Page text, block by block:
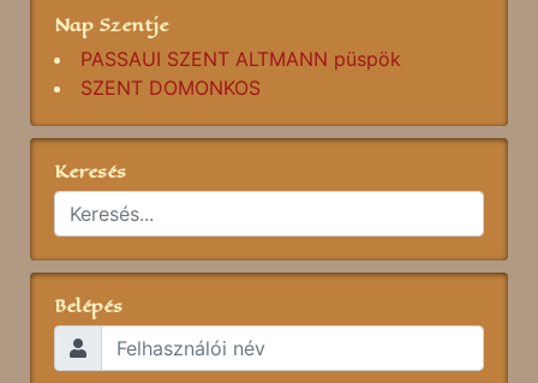
Nap Szentje
PASSAUI SZENT ALTMANN püspök
SZENT DOMONKOS
Keresés
Belépés